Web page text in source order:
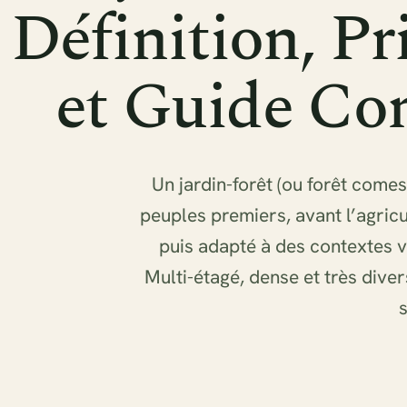
Définition,
et Guide
Un jardin-forêt (ou forêt
peuples premiers, avant
puis adapté à des contextes
Multi-étagé, dense et très